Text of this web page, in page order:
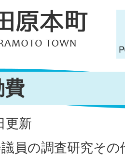
費
更新
員の調査研究そ